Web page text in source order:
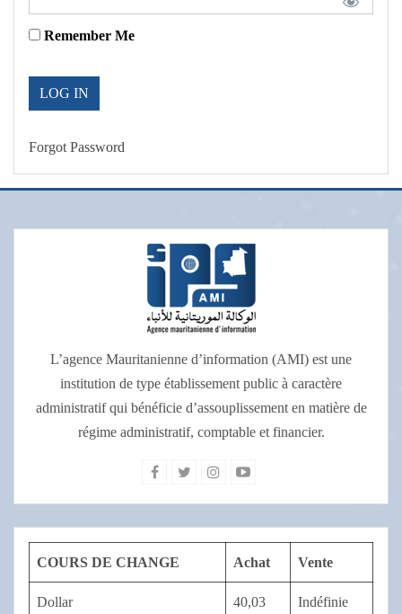
Remember Me
Forgot Password
L’agence Mauritanienne d’information (AMI) est une
institution de type établissement public à caractère
administratif qui bénéficie d’assouplissement en matière de
régime administratif, comptable et financier.
COURS DE CHANGE Achat Vente
Dollar 40,03 Indéfinie